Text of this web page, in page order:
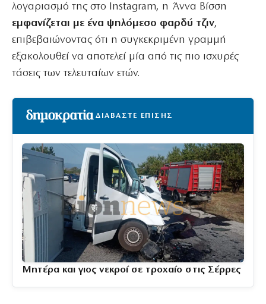
λογαριασμό της στο Instagram, η Άννα Βίσση
εμφανίζεται με ένα ψηλόμεσο φαρδύ τζιν,
επιβεβαιώνοντας ότι η συγκεκριμένη γραμμή
εξακολουθεί να αποτελεί μία από τις πιο ισχυρές
τάσεις των τελευταίων ετών.
ΔΙΑΒΑΣΤΕ ΕΠΙΣΗΣ
Μητέρα και γιος νεκροί σε τροχαίο στις Σέρρες